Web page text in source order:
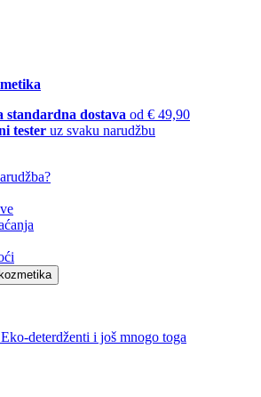
standardna dostava od € 49,90
tester uz svaku narudžbu
Eko-deterdženti i još mnogo toga